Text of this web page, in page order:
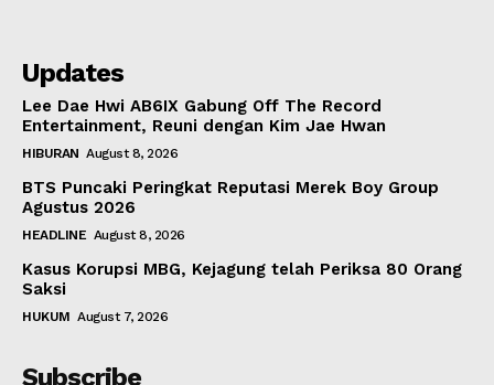
Updates
Lee Dae Hwi AB6IX Gabung Off The Record
Entertainment, Reuni dengan Kim Jae Hwan
HIBURAN August 8, 2026
BTS Puncaki Peringkat Reputasi Merek Boy Group
Agustus 2026
HEADLINE August 8, 2026
Kasus Korupsi MBG, Kejagung telah Periksa 80 Orang
Saksi
HUKUM August 7, 2026
Subscribe